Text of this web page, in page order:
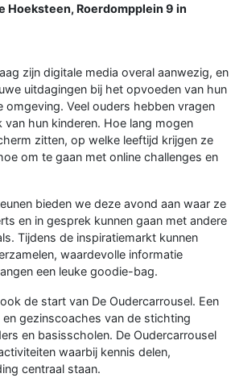
Hoeksteen, Roerdompplein 9 in
zijn digitale media overal aanwezig, en
uitdagingen bij het opvoeden van hun
omgeving. Veel ouders hebben vragen
hun kinderen. Hoe lang mogen
zitten, op welke leeftijd krijgen ze
om te gaan met online challenges en
bieden we deze avond aan waar ze
en in gesprek kunnen gaan met andere
Tijdens de inspiratiemarkt kunnen
waardevolle informatie
een leuke goodie-bag.
de start van De Oudercarrousel. Een
gezinscoaches van de stichting
en basisscholen. De Oudercarrousel
waarbij kennis delen,
centraal staan.